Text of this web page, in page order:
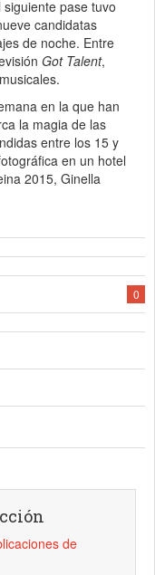
pase tuvo
candidatas
de noche. Entre
Got Talent,
en la que han
la magia de las
entre los 15 y
en un hotel
2015, Ginella
0
de